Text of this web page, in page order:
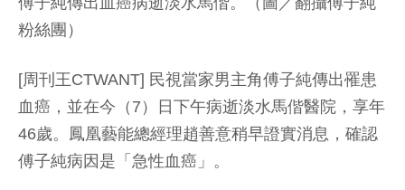
粉絲團）
[周刊王CTWANT] 民視當家男主角傅子純傳出罹患
血癌，並在今（7）日下午病逝淡水馬偕醫院，享年
46歲。鳳凰藝能總經理趙善意稍早證實消息，確認
傅子純病因是「急性血癌」。